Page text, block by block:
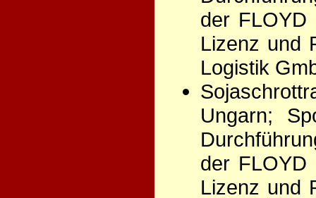
der FLOYD
Lizenz und
Logistik
Ungarn;
der FLOYD
Lizenz und